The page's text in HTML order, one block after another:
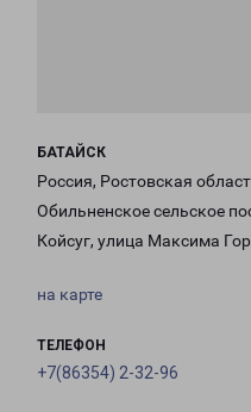
БАТАЙСК
Россия, Ростовская
Обильненское сельское
Койсуг, улица Максима
на карте
ТЕЛЕФОН
+7(86354) 2-32-96